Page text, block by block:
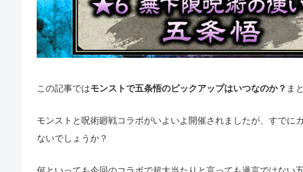
この記事ではモンストで五条悟のピックアップはいつなのか？ ま
モンストと呪術廻戦コラボがいよいよ開催されましたが、すでに
ないでしょうか？